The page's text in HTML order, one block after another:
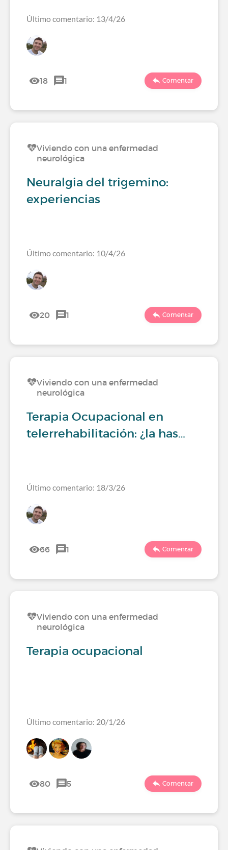
Último comentario: 13/4/26
18 1 Comentar
Viviendo con una enfermedad
neurológica
Neuralgia del trigemino:
experiencias
Último comentario: 10/4/26
20 1 Comentar
Viviendo con una enfermedad
neurológica
Terapia Ocupacional en
telerrehabilitación: ¿la has…
Último comentario: 18/3/26
66 1 Comentar
Viviendo con una enfermedad
neurológica
Terapia ocupacional
Último comentario: 20/1/26
80 5 Comentar